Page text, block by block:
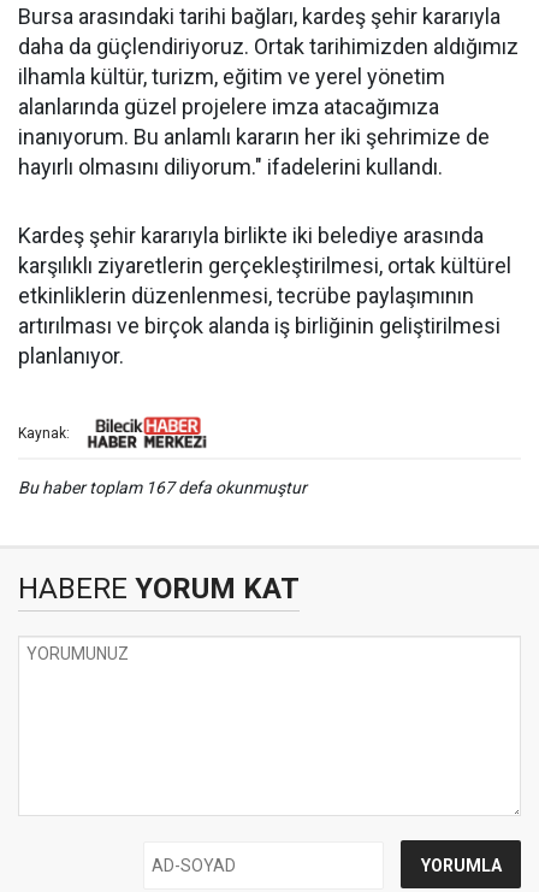
Bursa arasındaki tarihi bağları, kardeş şehir kararıyla
daha da güçlendiriyoruz. Ortak tarihimizden aldığımız
ilhamla kültür, turizm, eğitim ve yerel yönetim
alanlarında güzel projelere imza atacağımıza
inanıyorum. Bu anlamlı kararın her iki şehrimize de
hayırlı olmasını diliyorum." ifadelerini kullandı.
Kardeş şehir kararıyla birlikte iki belediye arasında
karşılıklı ziyaretlerin gerçekleştirilmesi, ortak kültürel
etkinliklerin düzenlenmesi, tecrübe paylaşımının
artırılması ve birçok alanda iş birliğinin geliştirilmesi
planlanıyor.
Kaynak:
Bu haber toplam 167 defa okunmuştur
HABERE YORUM KAT